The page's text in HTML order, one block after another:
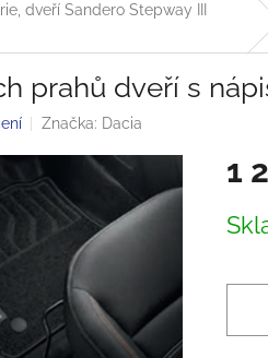
dveří Sandero Stepway III
prahů dveří s
Značka: Dacia
1
cena: